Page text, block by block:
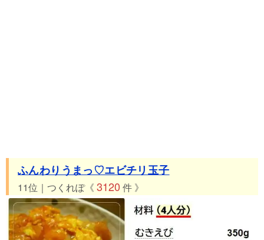
ふんわりうまっ♡エビチリ玉子
11位｜つくれぽ《 3120 件 》